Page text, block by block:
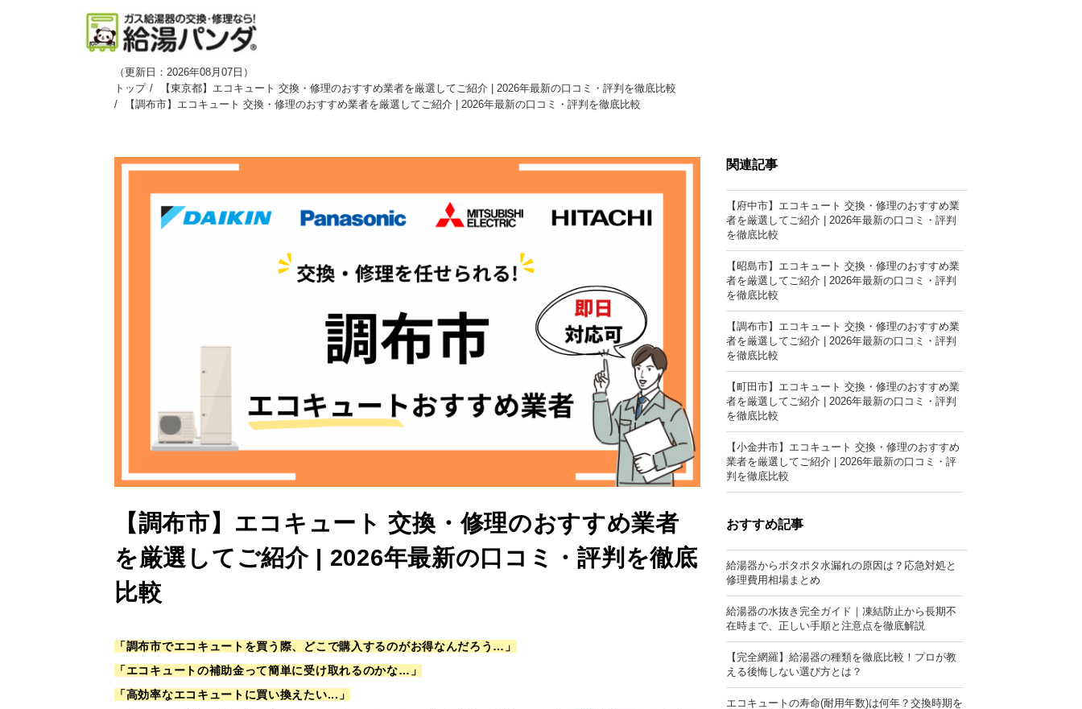
（更新日：2026年08月07日 ）
トップ
【東京都】エコキュート 交換・修理のおすすめ業者を厳選してご紹介 | 2026年最新の口コミ・評判を徹底比較
【調布市】エコキュート 交換・修理のおすすめ業者を厳選してご紹介 | 2026年最新の口コミ・評判を徹底比較
【調布市】エコキュート 交換・修理のおすすめ業者
を厳選してご紹介 | 2026年最新の口コミ・評判を徹底
比較
「調布市でエコキュートを買う際、どこで購入するのがお得なんだろう…」
「エコキュートの補助金って簡単に受け取れるのかな…」
「高効率なエコキュートに買い換えたい...」
関連記事
【府中市】エコキュート 交換・修理のおすすめ業
者を厳選してご紹介 | 2026年最新の口コミ・評判
を徹底比較
【昭島市】エコキュート 交換・修理のおすすめ業
者を厳選してご紹介 | 2026年最新の口コミ・評判
を徹底比較
【調布市】エコキュート 交換・修理のおすすめ業
者を厳選してご紹介 | 2026年最新の口コミ・評判
を徹底比較
【町田市】エコキュート 交換・修理のおすすめ業
者を厳選してご紹介 | 2026年最新の口コミ・評判
を徹底比較
【小金井市】エコキュート 交換・修理のおすすめ
業者を厳選してご紹介 | 2026年最新の口コミ・評
判を徹底比較
おすすめ記事
給湯器からポタポタ水漏れの原因は？応急対処と
修理費用相場まとめ
給湯器の水抜き完全ガイド｜凍結防止から長期不
在時まで、正しい手順と注意点を徹底解説
【完全網羅】給湯器の種類を徹底比較！プロが教
える後悔しない選び方とは？
エコキュートの寿命(耐用年数)は何年？交換時期を